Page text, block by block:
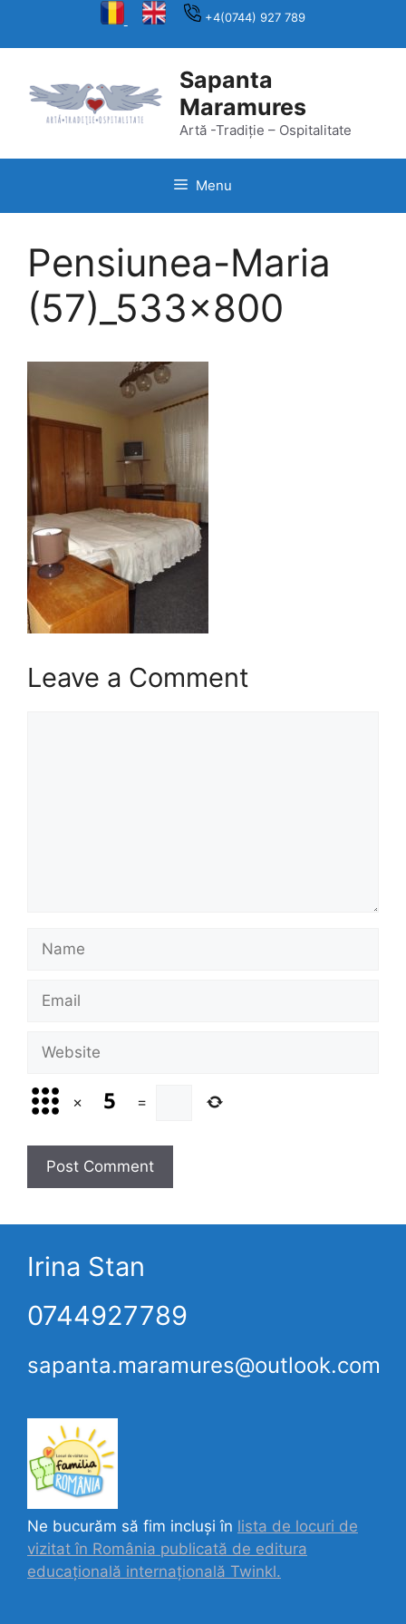
+4(0744) 927 789
Sapanta
Maramures
Artă -Tradiție – Ospitalitate
Menu
Pensiunea-Maria
(57)_533x800
Leave a Comment
Name
Email
Website
× =
Irina Stan
0744927789
sapanta.maramures@outlook.com
Ne bucurăm să fim incluși în lista de locuri de
vizitat în România publicată de editura
educațională internațională Twinkl.